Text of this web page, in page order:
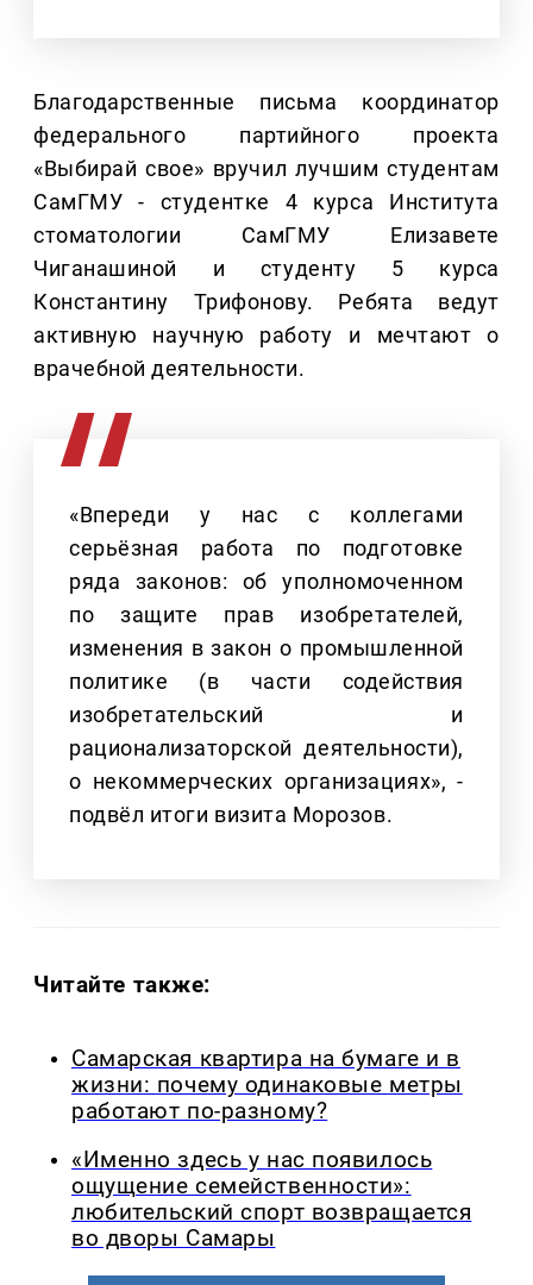
Благодарственные письма координатор
федерального партийного проекта
«Выбирай свое» вручил лучшим студентам
СамГМУ - студентке 4 курса Института
стоматологии СамГМУ Елизавете
Чиганашиной и студенту 5 курса
Константину Трифонову. Ребята ведут
активную научную работу и мечтают о
врачебной деятельности.
«Впереди у нас с коллегами
серьёзная работа по подготовке
ряда законов: об уполномоченном
по защите прав изобретателей,
изменения в закон о промышленной
политике (в части содействия
изобретательский и
рационализаторской деятельности),
о некоммерческих организациях», -
подвёл итоги визита Морозов.
Читайте также:
Самарская квартира на бумаге и в
жизни: почему одинаковые метры
работают по-разному?
«Именно здесь у нас появилось
ощущение семейственности»:
любительский спорт возвращается
во дворы Самары